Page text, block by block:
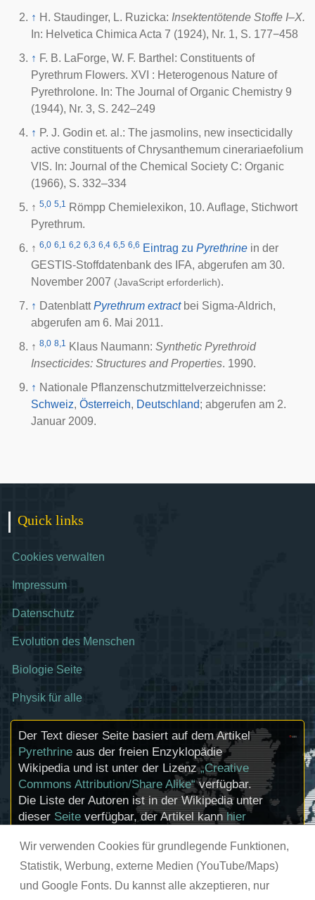
Wir verwenden Cookies für grundlegende Funktionen,
Statistik, Werbung, externe Medien (YouTube/Maps)
und Google Fonts. Du kannst alle akzeptieren, nur
↑ H. Staudinger, L. Ruzicka: Insektentötende Stoffe I–X.
In: Helvetica Chimica Acta 7 (1924), Nr. 1, S. 177−458
↑ F. B. LaForge, W. F. Barthel: Constituents of
Pyrethrum Flowers. XVI : Heterogenous Nature of
Pyrethrolone. In: The Journal of Organic Chemistry 9
(1944), Nr. 3, S. 242–249
↑ P. J. Godin et. al.: The jasmolins, new insecticidally
active constituents of Chrysanthemum cinerariaefolium
VIS. In: Journal of the Chemical Society C: Organic
(1966), S. 332–334
↑ 5,0 5,1 Römpp Chemielexikon, 10. Auflage, Stichwort
Pyrethrum.
↑ 6,0 6,1 6,2 6,3 6,4 6,5 6,6 Eintrag zu Pyrethrine in der
GESTIS-Stoffdatenbank des IFA, abgerufen am 30.
November 2007 (JavaScript erforderlich).
↑ DatenblattPyrethrum extractbei Sigma-Aldrich,
abgerufen am 6. Mai 2011.
↑ 8,0 8,1 Klaus Naumann: Synthetic Pyrethroid
Insecticides: Structures and Properties. 1990.
↑ Nationale Pflanzenschutzmittelverzeichnisse:
Schweiz, Österreich, Deutschland; abgerufen am 2.
Januar 2009.
Quick links
Cookies verwalten
Impressum
Datenschutz
Evolution des Menschen
Biologie Seite
Physik für alle
Der Text dieser Seite basiert auf dem Artikel
Pyrethrine aus der freien Enzyklopädie
Wikipedia und ist unter der Lizenz„Creative
Commons Attribution/Share Alike“verfügbar.
Die Liste der Autoren ist in der Wikipedia unter
dieser Seite verfügbar, der Artikel kannhier
Urhebern und zum Lizenzstatus eingebundener
Mediendateien (etwa Bilder oder Videos) können
im Regelfall durch Anklicken dieser abgerufen